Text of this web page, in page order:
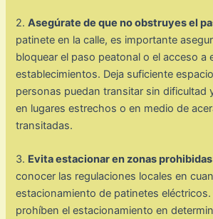
2.Asegúrate de que no obstruyes el
patinete en la calle, es importante
bloquear el paso peatonal o el acceso a
establecimientos. Deja suficiente
personas puedan transitar sin dificultad
en lugares estrechos o en medio de
transitadas.
3. Evita estacionar en zonas prohibidas
conocer las regulaciones locales en
estacionamiento de patinetes
prohíben el estacionamiento en